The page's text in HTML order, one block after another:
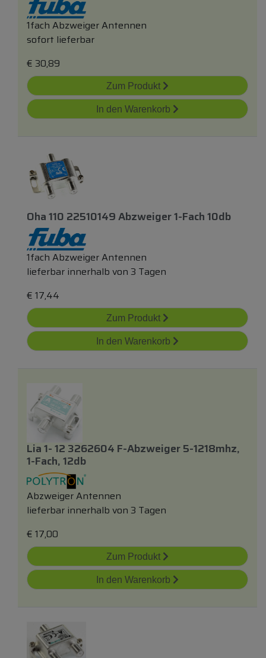
1fach Abzweiger Antennen
sofort lieferbar
€ 30,89
Zum Produkt
In den Warenkorb
Oha 110 22510149 Abzweiger 1-Fach 10db
1fach Abzweiger Antennen
lieferbar innerhalb von 3 Tagen
€ 17,44
Zum Produkt
In den Warenkorb
Lia 1- 12 3262604 F-Abzweiger 5-1218mhz,
1-Fach, 12db
Abzweiger Antennen
lieferbar innerhalb von 3 Tagen
€ 17,00
Zum Produkt
In den Warenkorb